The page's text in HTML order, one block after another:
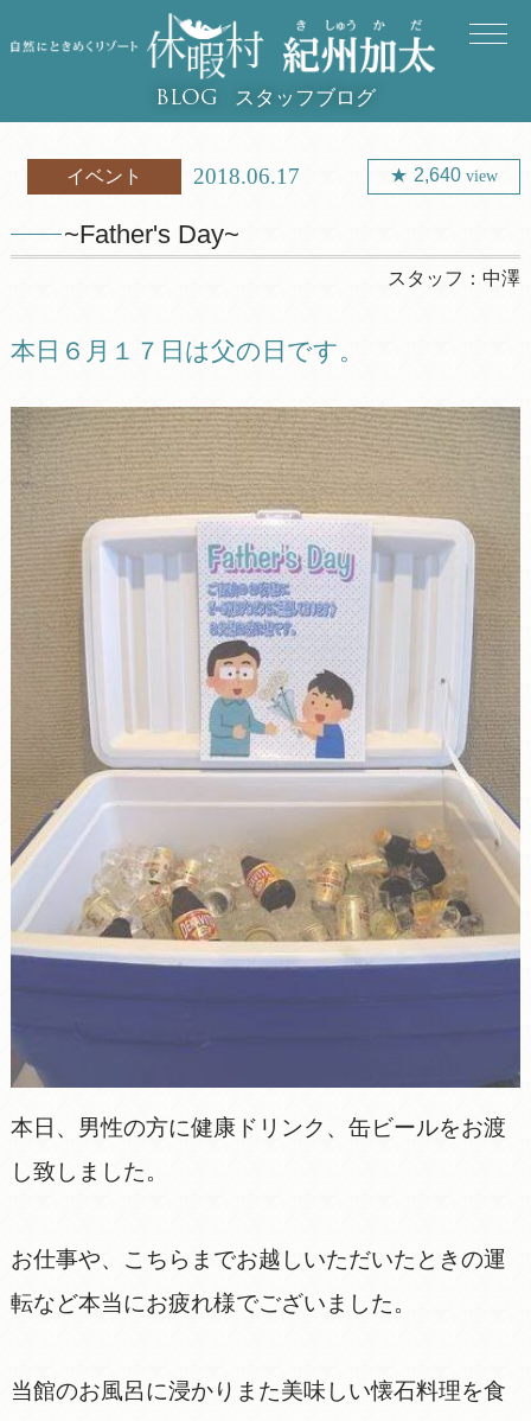
BLOG スタッフブログ
イベント 2018.06.17 2,640view
~Father's Day~
スタッフ：中澤
本日６月１７日は父の日です。
本日、男性の方に健康ドリンク、缶ビールをお渡
し致しました。
お仕事や、こちらまでお越しいただいたときの運
転など本当にお疲れ様でございました。
当館のお風呂に浸かりまた美味しい懐石料理を食